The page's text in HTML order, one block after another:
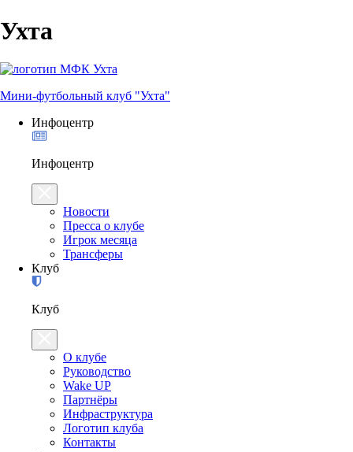
Ухта
Мини-футбольный клуб "Ухта"
Инфоцентр
Инфоцентр
Новости
Пресса о клубе
Игрок месяца
Трансферы
Клуб
Клуб
О клубе
Руководство
Wake UP
Партнёры
Инфраструктура
Логотип клуба
Контакты